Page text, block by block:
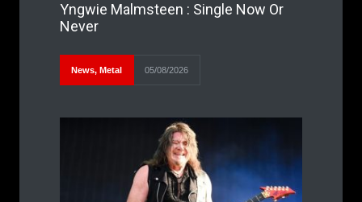
Yngwie Malmsteen : Single Now Or
Never
News, Metal 05/08/2026